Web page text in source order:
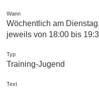
Wann
Wöchentlich am
jeweils von 18:00 bis
Typ
Training-Jugend
Text